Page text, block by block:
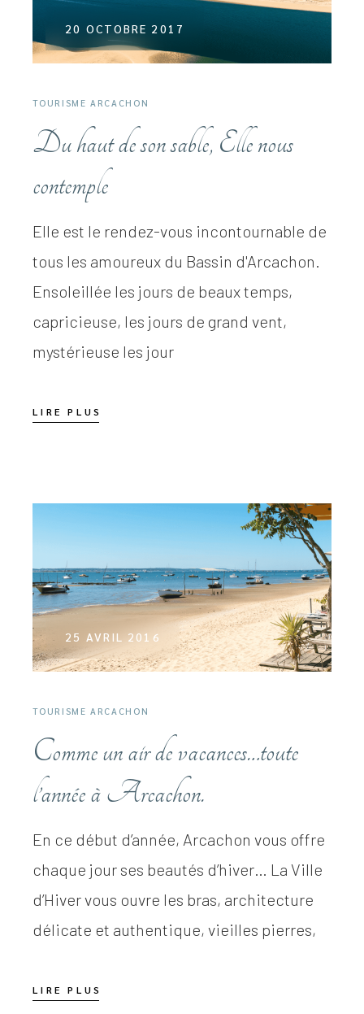
20 OCTOBRE 2017
TOURISME ARCACHON
Du haut de son sable, Elle nous
contemple
Elle est le rendez-vous incontournable de
tous les amoureux du Bassin d'Arcachon.
Ensoleillée les jours de beaux temps,
capricieuse, les jours de grand vent,
mystérieuse les jour
LIRE PLUS
25 AVRIL 2016
TOURISME ARCACHON
Comme un air de vacances…toute
l’année à Arcachon.
En ce début d’année, Arcachon vous offre
chaque jour ses beautés d’hiver… La Ville
d’Hiver vous ouvre les bras, architecture
délicate et authentique, vieilles pierres,
LIRE PLUS